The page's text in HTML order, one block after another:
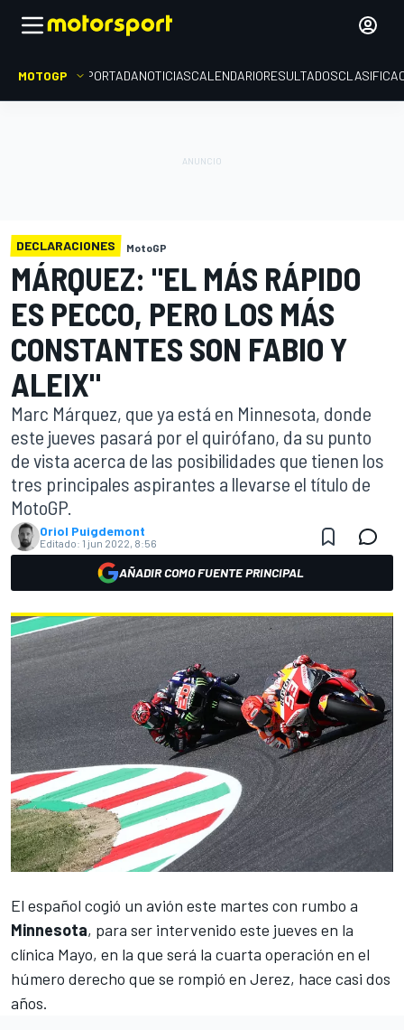
MOTOGP PORTADANOTICIASCALENDARIORESULTADOS
DECLARACIONES MotoGP
MÁRQUEZ: "EL MÁS RÁPIDO
ES PECCO, PERO LOS MÁS
CONSTANTES SON FABIO Y
ALEIX"
Marc Márquez, que ya está en Minnesota, donde
este jueves pasará por el quirófano, da su punto
de vista acerca de las posibilidades que tienen los
tres principales aspirantes a llevarse el título de
MotoGP.
Oriol Puigdemont
Editado: 1 jun 2022, 8:56
AÑADIR COMO FUENTE PRINCIPAL
El español cogió un avión este martes con rumbo a
Minnesota, para ser intervenido este jueves en la
clínica Mayo, en la que será la cuarta operación en el
húmero derecho que se rompió en Jerez, hace casi dos
años.